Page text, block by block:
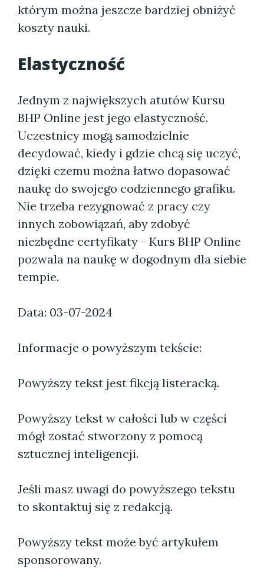
którym można jeszcze bardziej obniżyć
koszty nauki.
Elastyczność
Jednym z największych atutów Kursu
BHP Online jest jego elastyczność.
Uczestnicy mogą samodzielnie
decydować, kiedy i gdzie chcą się uczyć,
dzięki czemu można łatwo dopasować
naukę do swojego codziennego grafiku.
Nie trzeba rezygnować z pracy czy
innych zobowiązań, aby zdobyć
niezbędne certyfikaty - Kurs BHP Online
pozwala na naukę w dogodnym dla siebie
tempie.
Data: 03-07-2024
Informacje o powyższym tekście:
Powyższy tekst jest fikcją listeracką.
Powyższy tekst w całości lub w części
mógł zostać stworzony z pomocą
sztucznej inteligencji.
Jeśli masz uwagi do powyższego tekstu
to skontaktuj się z redakcją.
Powyższy tekst może być artykułem
sponsorowany.